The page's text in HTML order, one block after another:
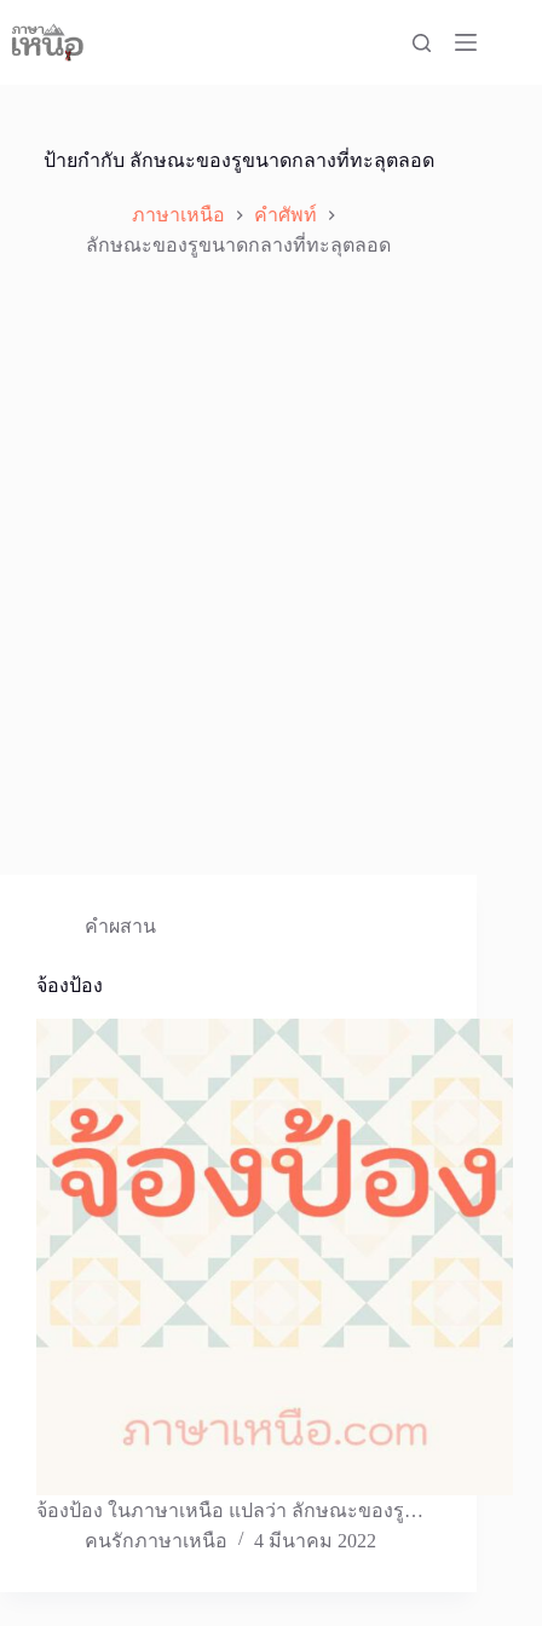
to
content
ป้ายกำกับ ลักษณะของรูขนาดกลางที่ทะลุตลอด
ภาษาเหนือ
คำศัพท์
ลักษณะของรูขนาดกลางที่ทะลุตลอด
คำผสาน
จ้องป้อง
จ้องป้อง ในภาษาเหนือ แปลว่า ลักษณะของรู…
คนรักภาษาเหนือ
4 มีนาคม 2022